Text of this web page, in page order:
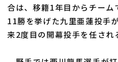
合は、移籍1年目からチーム
11勝を挙げた九里亜蓮投手
来2度目の開幕投手を任され